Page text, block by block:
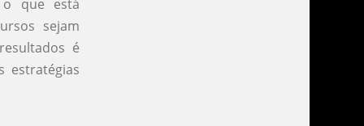
o que está
sejam
é
estratégias